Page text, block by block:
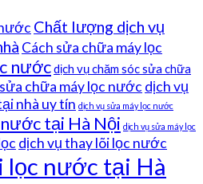
Chất lượng dịch vụ
Cách sửa chữa máy lọc
nướcdịch vụ chăm sóc sửa chữa
chữa máy lọc nước dịch vụ
nhà uy tín dịch vụ sửa máy lọc nước
tại Hà Nội dịch vụ sửa máy lọc
dịch vụ thay lõi lọc nước
lọc nước tại Hà